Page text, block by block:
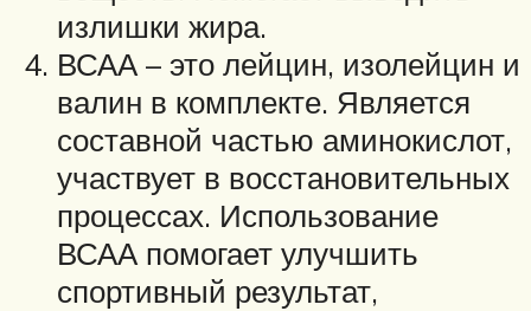
излишки жира.
ВСАА – это лейцин, изолейцин и
валин в комплекте. Является
составной частью аминокислот,
участвует в восстановительных
процессах. Использование
ВСАА помогает улучшить
спортивный результат,